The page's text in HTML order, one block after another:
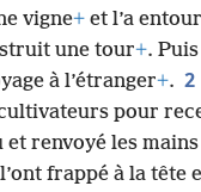
vigne+ et l’a
une tour+.
à l’étranger+. 2
pour
et renvoyé les
frappé à la tête